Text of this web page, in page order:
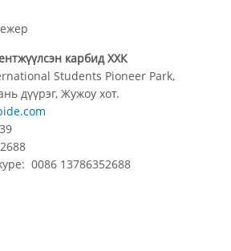
карбид ХХК
Students Pioneer Park,
дүүрэг, Жужоу хот.
0086 13786352688